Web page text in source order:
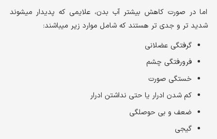
اما در صورت کاهش بیشتر آب بدن، علایمی که پدیدار میشوند
شدید تر و جدی تر هستند که شامل موارد زیر میباشند:
گرفتگی عضلانی
فرورفتگی چشم
خستگی صورت
کم شدن ادرار یا حتی نداشتن ادرار
ضعف و بی حوصلگی
گیجی